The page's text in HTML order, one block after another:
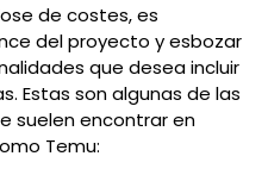
de costes, es
del proyecto y esbozar
que desea incluir
Estas son algunas de las
suelen encontrar en
Temu: